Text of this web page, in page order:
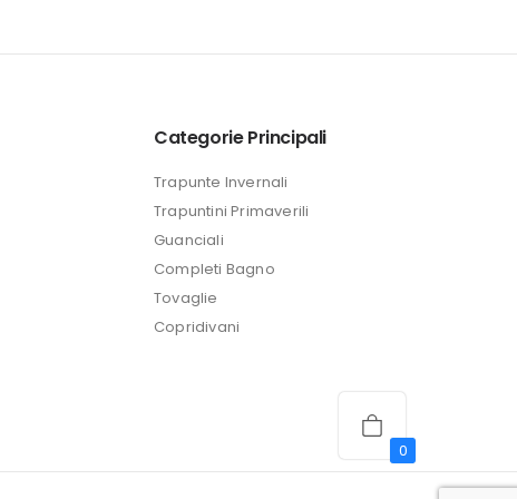
è:
Categorie Principali
Trapunte Invernali
Trapuntini Primaverili
Guanciali
Completi Bagno
Tovaglie
Copridivani
0